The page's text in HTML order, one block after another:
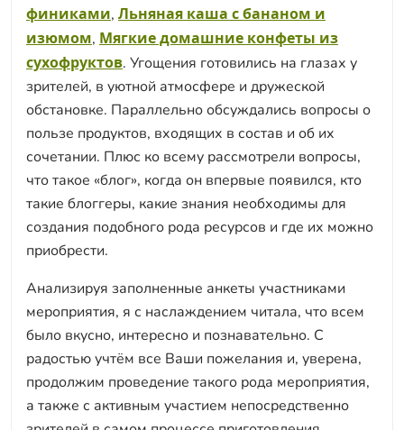
финиками, Льняная каша с бананом и
изюмом, Мягкие домашние конфеты из
сухофруктов. Угощения готовились на глазах у
зрителей, в уютной атмосфере и дружеской
обстановке. Параллельно обсуждались вопросы о
пользе продуктов, входящих в состав и об их
сочетании. Плюс ко всему рассмотрели вопросы,
что такое «блог», когда он впервые появился, кто
такие блоггеры, какие знания необходимы для
создания подобного рода ресурсов и где их можно
приобрести.
Анализируя заполненные анкеты участниками
мероприятия, я с наслаждением читала, что всем
было вкусно, интересно и познавательно. С
радостью учтём все Ваши пожелания и, уверена,
продолжим проведение такого рода мероприятия,
а также с активным участием непосредственно